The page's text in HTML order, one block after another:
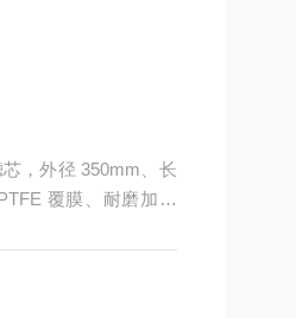
，外径 350mm、长
覆膜、耐磨加强